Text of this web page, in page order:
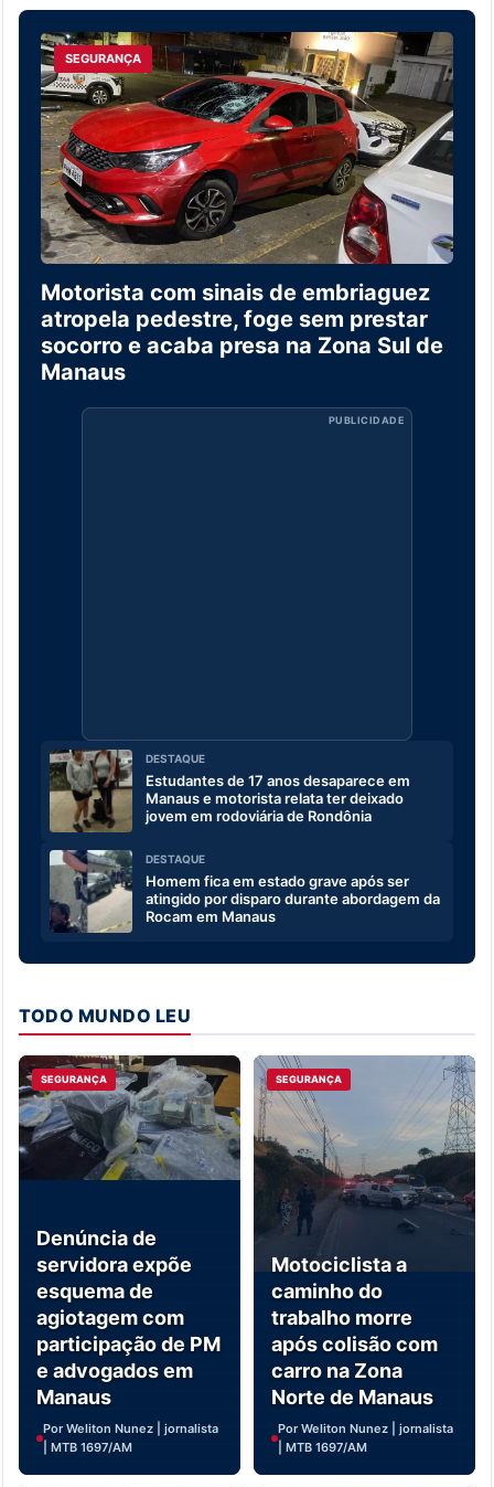
SEGURANÇA
Motorista com sinais de embriaguez
atropela pedestre, foge sem prestar
socorro e acaba presa na Zona Sul de
Manaus
PUBLICIDADE
DESTAQUE
Estudantes de 17 anos desaparece em
Manaus e motorista relata ter deixado
jovem em rodoviária de Rondônia
DESTAQUE
Homem fica em estado grave após ser
atingido por disparo durante abordagem da
Rocam em Manaus
TODO MUNDO LEU
SEGURANÇA
Denúncia de
servidora expõe
esquema de
agiotagem com
participação de PM
e advogados em
Manaus
Por Weliton Nunez | jornalista
| MTB 1697/AM
SEGURANÇA
Motociclista a
caminho do
trabalho morre
após colisão com
carro na Zona
Norte de Manaus
Por Weliton Nunez | jornalista
| MTB 1697/AM